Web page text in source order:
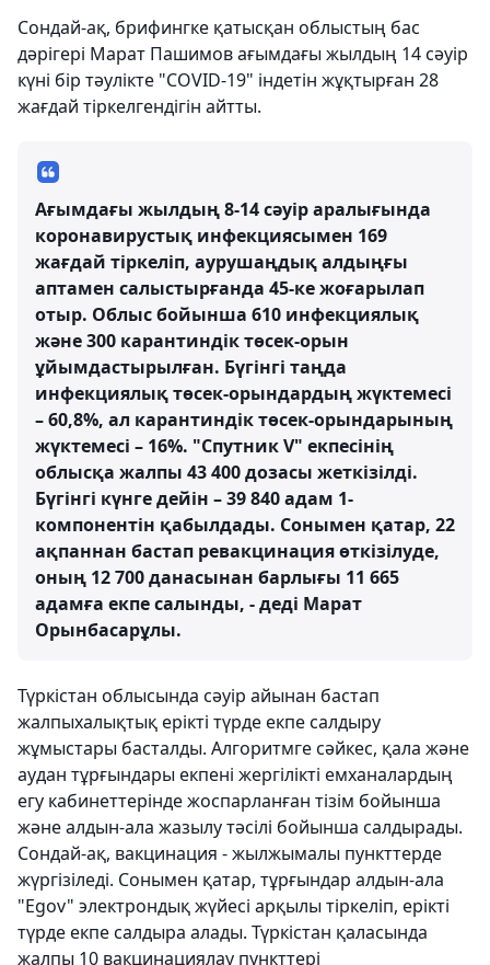
Сондай-ақ, брифингке қатысқан облыстың бас
дәрігері Марат Пашимов ағымдағы жылдың 14 сәуір
күні бір тәулікте "COVID-19" індетін жұқтырған 28
жағдай тіркелгендігін айтты.
Ағымдағы жылдың 8-14 сәуір аралығында
коронавирустық инфекциясымен 169
жағдай тіркеліп, аурушаңдық алдыңғы
аптамен салыстырғанда 45-ке жоғарылап
отыр. Облыс бойынша 610 инфекциялық
және 300 карантиндік төсек-орын
ұйымдастырылған. Бүгінгі таңда
инфекциялық төсек-орындардың жүктемесі
– 60,8%, ал карантиндік төсек-орындарының
жүктемесі – 16%. "Спутник V" екпесінің
облысқа жалпы 43 400 дозасы жеткізілді.
Бүгінгі күнге дейін – 39 840 адам 1-
компонентін қабылдады. Сонымен қатар, 22
ақпаннан бастап ревакцинация өткізілуде,
оның 12 700 данасынан барлығы 11 665
адамға екпе салынды, - деді Марат
Орынбасарұлы.
Түркістан облысында сәуір айынан бастап
жалпыхалықтық ерікті түрде екпе салдыру
жұмыстары басталды. Алгоритмге сәйкес, қала және
аудан тұрғындары екпені жергілікті емханалардың
егу кабинеттерінде жоспарланған тізім бойынша
және алдын-ала жазылу тәсілі бойынша салдырады.
Сондай-ақ, вакцинация - жылжымалы пункттерде
жүргізіледі. Сонымен қатар, тұрғындар алдын-ала
"Egov" электрондық жүйесі арқылы тіркеліп, ерікті
түрде екпе салдыра алады. Түркістан қаласында
жалпы 10 вакцинациялау пункттері